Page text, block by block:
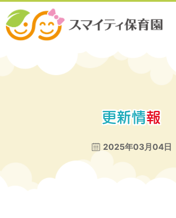
更新情報
2025年03月04日